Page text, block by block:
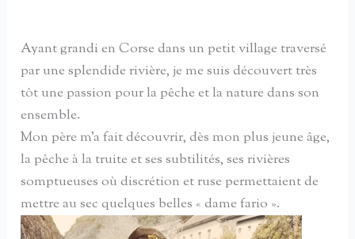
Ayant grandi en Corse dans un petit village traversé
par une splendide rivière, je me suis découvert très
tôt une passion pour la pêche et la nature dans son
ensemble.
Mon père m’a fait découvrir, dès mon plus jeune âge,
la pêche à la truite et ses subtilités, ses rivières
somptueuses où discrétion et ruse permettaient de
mettre au sec quelques belles « dame fario ».